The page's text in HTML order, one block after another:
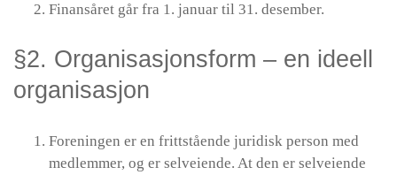
Finansåret går fra 1. januar til 31. desember.
§2. Organisasjonsform – en ideell
organisasjon
Foreningen er en frittstående juridisk person med
medlemmer, og er selveiende. At den er selveiende